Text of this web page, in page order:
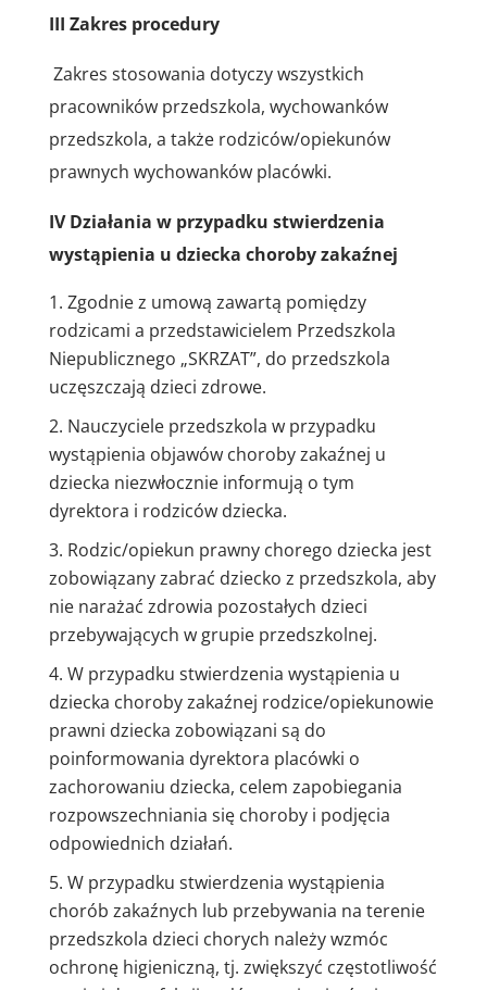
III Zakres procedury
Zakres stosowania dotyczy wszystkich
pracowników przedszkola, wychowanków
przedszkola, a także rodziców/opiekunów
prawnych wychowanków placówki.
IVDziałania w przypadku stwierdzenia
wystąpienia u dziecka choroby zakaźnej
Zgodnie z umową zawartą pomiędzy
rodzicami a przedstawicielem Przedszkola
Niepublicznego „SKRZAT”, do przedszkola
uczęszczają dzieci zdrowe.
Nauczyciele przedszkola w przypadku
wystąpienia objawów choroby zakaźnej u
dziecka niezwłocznie informują o tym
dyrektora i rodziców dziecka.
Rodzic/opiekun prawny chorego dziecka jest
zobowiązany zabrać dziecko z przedszkola, aby
nie narażać zdrowia pozostałych dzieci
przebywających w grupie przedszkolnej.
W przypadku stwierdzenia wystąpienia u
dziecka choroby zakaźnej rodzice/opiekunowie
prawni dziecka zobowiązani są do
poinformowania dyrektora placówki o
zachorowaniu dziecka, celem zapobiegania
rozpowszechniania się choroby i podjęcia
odpowiednich działań.
W przypadku stwierdzenia wystąpienia
chorób zakaźnych lub przebywania na terenie
przedszkola dzieci chorych należy wzmóc
ochronę higieniczną, tj. zwiększyć częstotliwość